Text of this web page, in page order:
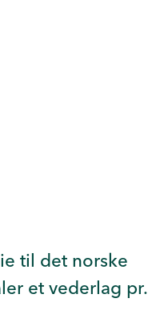
til det norske
et vederlag pr.